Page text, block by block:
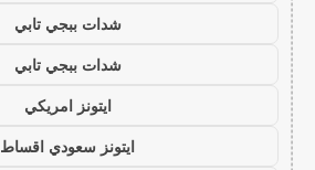
شدات ببجي تابي
شدات ببجي تابي
ايتونز امريكي
ايتونز سعودي اقساط